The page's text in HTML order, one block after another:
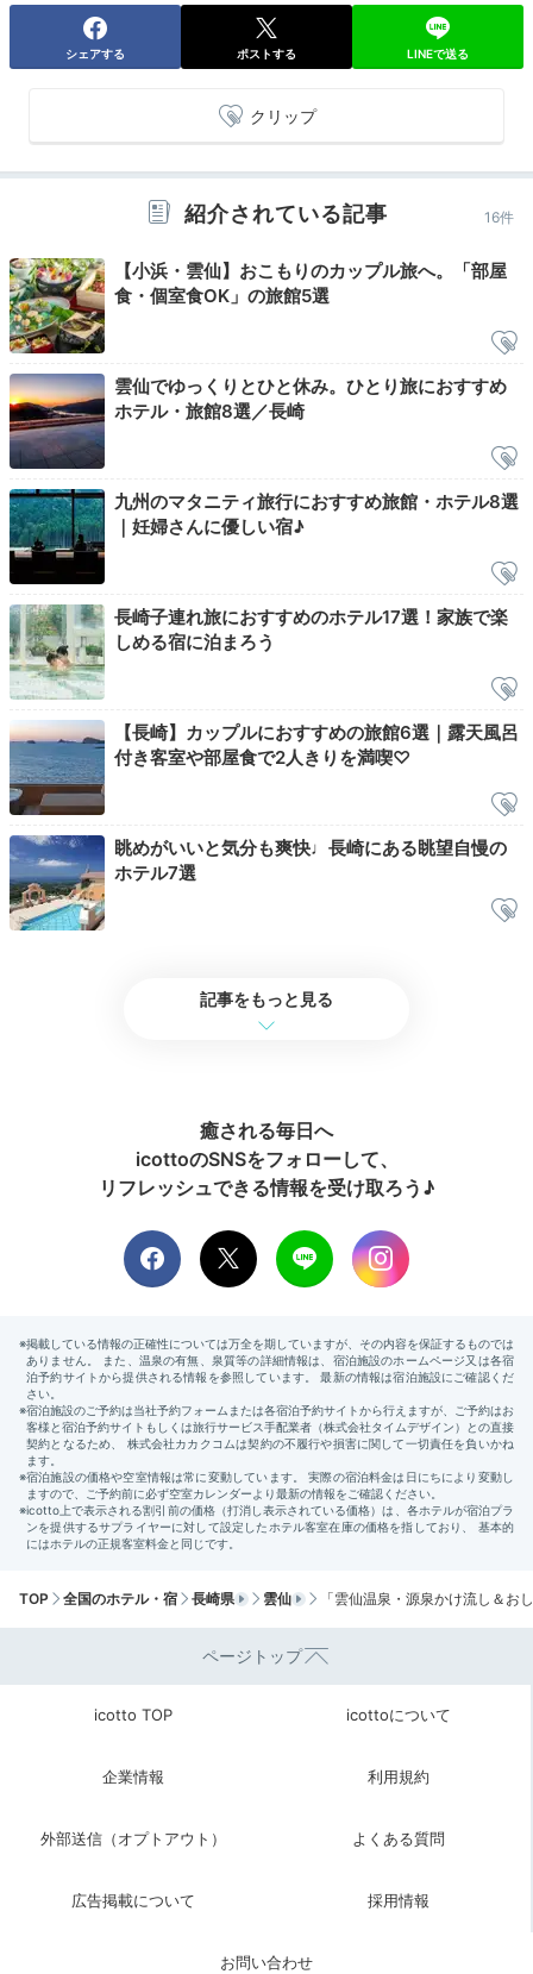
す。サウナでさっぱり整うのも◎
ボリューム満点だった夕食でお腹がいっぱいになったのでお部屋で
ゆっくり食休み。その後は夜の露天風呂へ。星が綺麗で癒されまし
Night
22:00
浴衣に着替えて
思い思いの夜を
貴賓室 昴の間 館
お風呂上りに浴衣に着替えたら、お部屋でゆったり夜景
を眺めるのも◎カラオケボックスや麻雀ルームで遊びつ
くすのも、旅の思い出になりますよ。
2日目
静けさを味わう
朝の入浴タイム
朝早く目覚めたらぜひ朝風呂で温まりましょう。露天風
呂付き客室ならお部屋で温泉をのんびり満喫できます。
酸性単純硫黄泉のお湯で巡りを促してポカポカに。鳥の
さえずりを聴いたり、紅葉や雪景色を眺めたり…朝の静
寂を堪能できますよ。
coron.810
気の中入る温泉は夢見心地でした。
シェアする ポストする LINEで送る
クリップ
紹介されている記事 16件
【小浜・雲仙】おこもりのカップル旅へ。「部屋
食・個室食OK」の旅館5選
雲仙でゆっくりとひと休み。ひとり旅におすすめ
ホテル・旅館8選／長崎
九州のマタニティ旅行におすすめ旅館・ホテル8選
｜妊婦さんに優しい宿♪
長崎子連れ旅におすすめのホテル17選！家族で楽
しめる宿に泊まろう
【長崎】カップルにおすすめの旅館6選｜露天風呂
付き客室や部屋食で2人きりを満喫♡
眺めがいいと気分も爽快♩長崎にある眺望自慢の
ホテル7選
記事をもっと見る
癒される毎日へ
icottoのSNSをフォローして、
リフレッシュできる情報を受け取ろう♪
TOP 全国のホテル・宿 長崎県 雲仙 「雲仙温泉・源泉かけ流し＆お
ページトップ
icotto TOP icottoについて
企業情報 利用規約
外部送信（オプトアウト） よくある質問
広告掲載について 採用情報
お問い合わせ